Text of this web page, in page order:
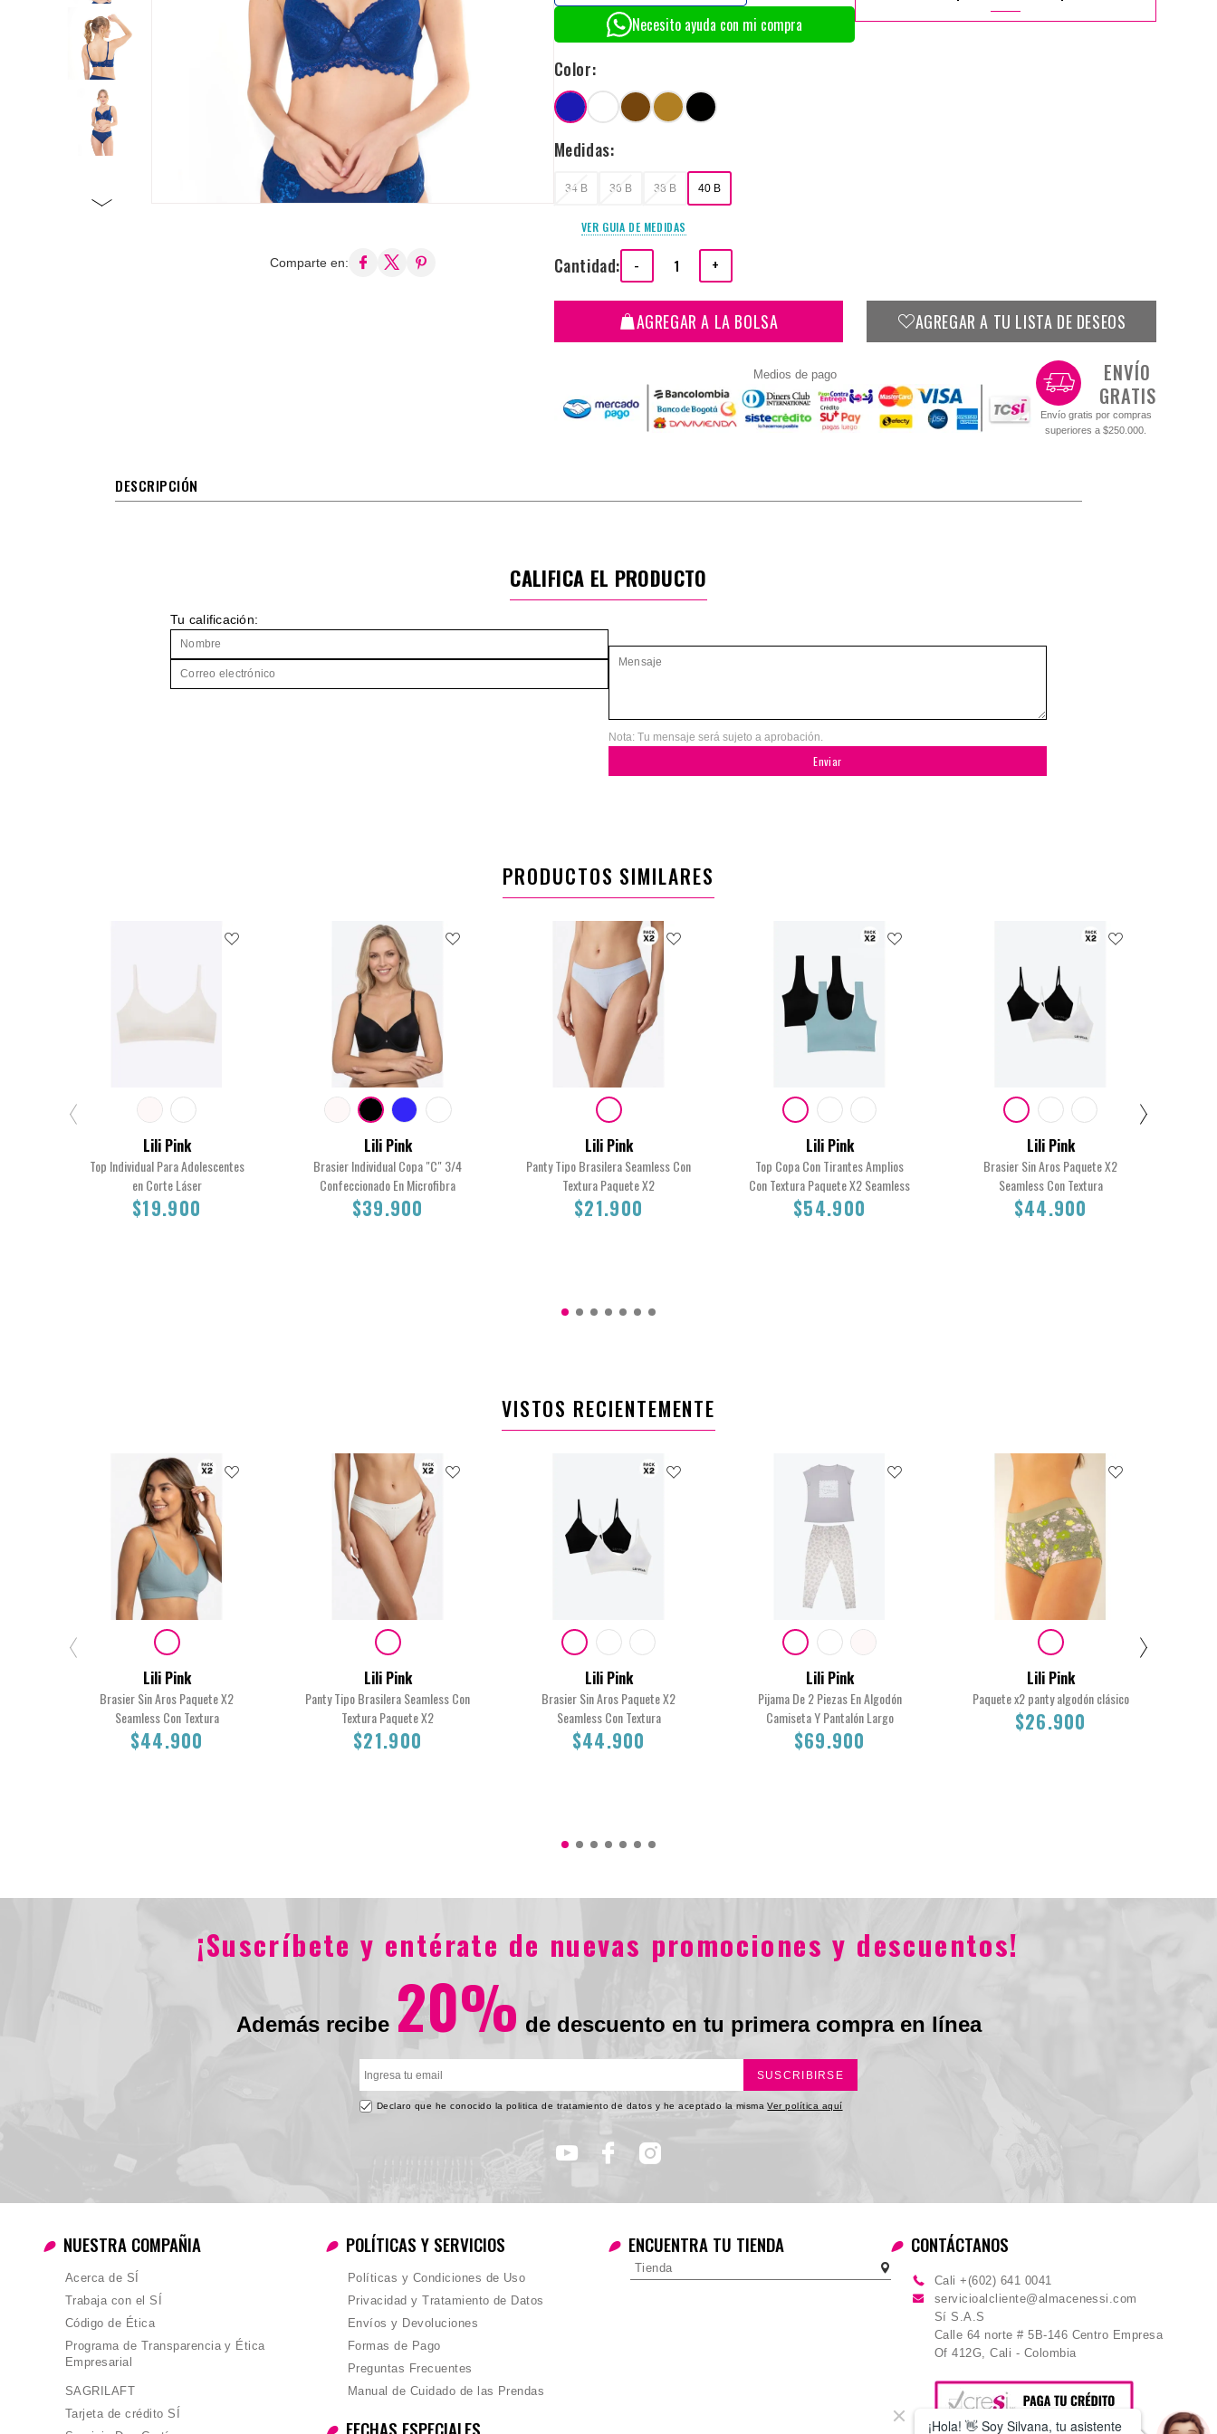
Comparte en:
Necesito ayuda con mi compra
Color:
Medidas:
34 B 36 B 38 B 40 B
VER GUIA DE MEDIDAS
Cantidad: - +
AGREGAR A LA BOLSA AGREGAR A TU LISTA DE DESEOS
Medios de pago
ENVÍO
GRATIS
Envío gratis por compras
superiores a $250.000.
DESCRIPCIÓN
CALIFICA EL PRODUCTO
Tu calificación:
Nota: Tu mensaje será sujeto a aprobación.
Enviar
PRODUCTOS SIMILARES
Lili Pink
Top Individual Para Adolescentes
en Corte Láser
$19.900
Lili Pink
Brasier Individual Copa "C" 3/4
Confeccionado En Microfibra
$39.900
Lili Pink
Panty Tipo Brasilera Seamless Con
Textura Paquete X2
$21.900
Lili Pink
Top Copa Con Tirantes Amplios
Con Textura Paquete X2 Seamless
$54.900
Lili Pink
Brasier Sin Aros Paquete X2
Seamless Con Textura
$44.900
VISTOS RECIENTEMENTE
Lili Pink
Brasier Sin Aros Paquete X2
Seamless Con Textura
$44.900
Lili Pink
Panty Tipo Brasilera Seamless Con
Textura Paquete X2
$21.900
Lili Pink
Brasier Sin Aros Paquete X2
Seamless Con Textura
$44.900
Lili Pink
Pijama De 2 Piezas En Algodón
Camiseta Y Pantalón Largo
$69.900
Lili Pink
Paquete x2 panty algodón clásico
$26.900
¡Suscríbete y entérate de nuevas promociones y descuentos!
Además recibe 20% de descuento en tu primera compra en línea
SUSCRIBIRSE
Declaro que he conocido la politica de tratamiento de datos y he aceptado la misma Ver política aquí
NUESTRA COMPAÑIA
Acerca de SÍ
Trabaja con el SÍ
Código de Ética
Programa de Transparencia y Ética
Empresarial
SAGRILAFT
Tarjeta de crédito SÍ
POLÍTICAS Y SERVICIOS
Políticas y Condiciones de Uso
Privacidad y Tratamiento de Datos
Envíos y Devoluciones
Formas de Pago
Preguntas Frecuentes
Manual de Cuidado de las Prendas
ENCUENTRA TU TIENDA
Tienda
CONTÁCTANOS
Cali +(602) 641 0041
servicioalcliente@almacenessi.com
Sí S.A.S
Calle 64 norte # 5B-146 Centro Empresa
Of 412G, Cali - Colombia